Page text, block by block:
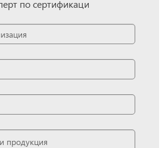
по сертификаци